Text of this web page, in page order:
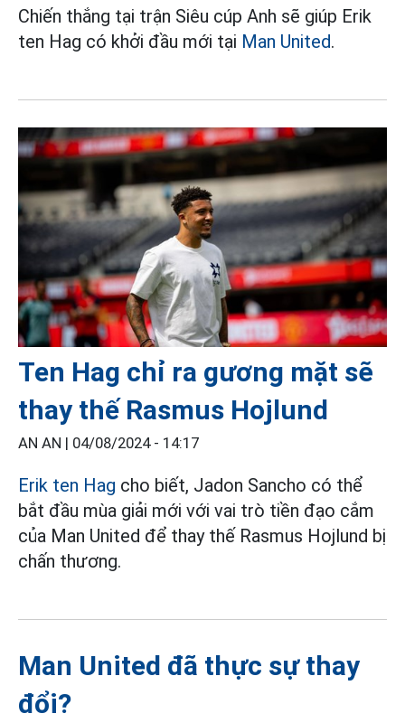
Chiến thắng tại trận Siêu cúp Anh sẽ giúp Erik
ten Hag có khởi đầu mới tại Man United.
Ten Hag chỉ ra gương mặt sẽ
thay thế Rasmus Hojlund
AN AN | 04/08/2024 - 14:17
Erik ten Hag cho biết, Jadon Sancho có thể
bắt đầu mùa giải mới với vai trò tiền đạo cắm
của Man United để thay thế Rasmus Hojlund bị
chấn thương.
Man United đã thực sự thay
đổi?